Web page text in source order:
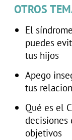
OTROS
El
puedes
tus hijos
Apego
tus
Qué es el
decisiones
objetivos